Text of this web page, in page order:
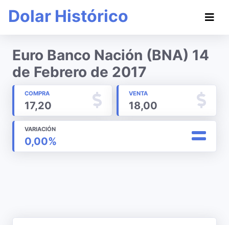
Dolar Histórico
Euro Banco Nación (BNA) 14
de Febrero de 2017
COMPRA
17,20
VENTA
18,00
VARIACIÓN
0,00%